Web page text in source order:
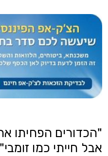
"הכדורים הפחיתו
אבל חייתי כמו זומבי"